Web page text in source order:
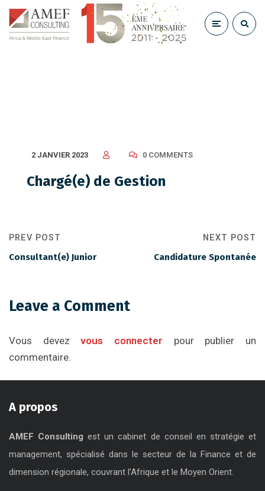
2 JANVIER 2023 0 COMMENTS
Chargé(e) de Gestion
PREV POST
Consultant(e) Junior
NEXT POST
Candidature Spontanée
Leave a Comment
Vous devezvous connecter pour publier un
commentaire.
A propos
AMEF Consulting est un cabinet de conseil en stratégie et
management, spécialisé dans le secteur de la Finance et de
dimension régionale, couvrant l’Afrique et le Moyen Orient.